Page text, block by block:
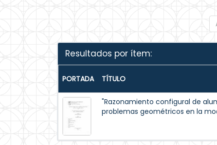
Resultados por ítem:
PORTADA TÍTULO
"Razonamiento configural de
problemas geométricos en la